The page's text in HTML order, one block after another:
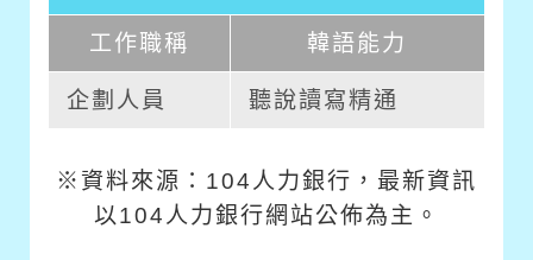
工作職稱 韓語能力
企劃人員 聽說讀寫精通
※資料來源：104人力銀行，最新資訊
以104人力銀行網站公佈為主。